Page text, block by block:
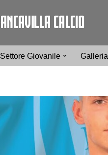
Settore Giovanile Galleria